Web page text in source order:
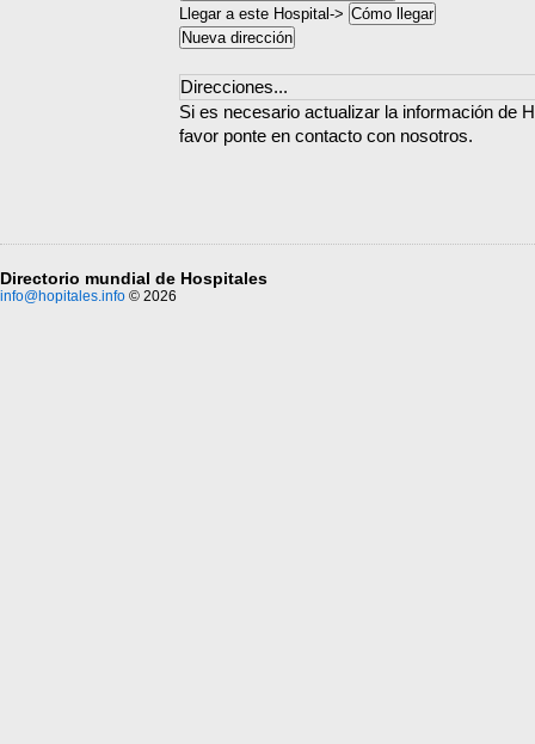
Llegar a este Hospital->
Direcciones...
Si es necesario actualizar la información de
favor ponte en contacto con nosotros.
Directorio mundial de Hospitales
info@hopitales.info © 2026